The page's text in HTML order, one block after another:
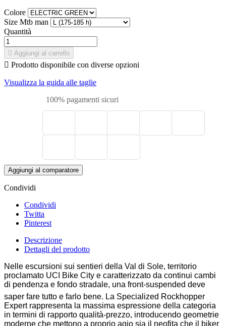
Colore
Size Mtb man
Quantità
 Aggiungi al carrello
 Prodotto disponibile con diverse opzioni
Visualizza la guida alle taglie
100% pagamenti sicuri
Aggiungi al comparatore
Condividi
Condividi
Twitta
Pinterest
Descrizione
Dettagli del prodotto
Nelle escursioni sui sentieri della Val di Sole, territorio
proclamato UCI Bike City e caratterizzato da continui cambi
di pendenza e fondo stradale, una front-suspended deve
saper fare tutto e farlo bene. La Specialized Rockhopper
Expert rappresenta la massima espressione della categoria
in termini di rapporto qualità-prezzo, introducendo geometrie
moderne che mettono a proprio agio sia il neofita che il biker